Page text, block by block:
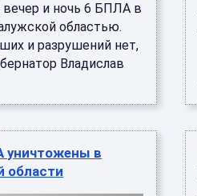
и ночь 6 БПЛА в
областью.
и разрушений нет,
Владислав
уничтожены в
области